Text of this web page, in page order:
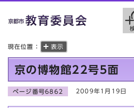
現在位置： 表示
京の博物館22号5面
ページ番号6862 2009年1月19日